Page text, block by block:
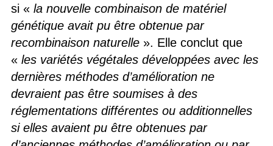
si « la nouvelle combinaison de matériel
génétique avait pu être obtenue par
recombinaison naturelle». Elle conclut que
« les variétés végétales développées avec les
dernières méthodes d’amélioration ne
devraient pas être soumises à des
réglementations différentes ou additionnelles
si elles avaient pu être obtenues par